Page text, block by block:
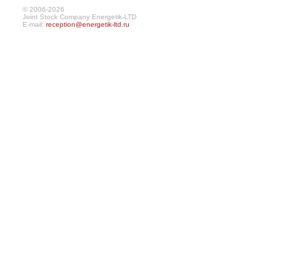
© 2006-2026
Joint Stock Company Energetik-LTD
E-mail: reception@energetik-ltd.ru